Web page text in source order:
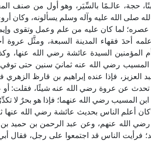
حجة، عالـمًا بالسِّيَر، وهو أول من صنف
صلى الله عليه وآله وسلم يسألونه، وكان
لما كان عليه من علم وعمل وتقوى
أحدَ فقهاء المدينة السبعة، ومثَّل عروة
المؤمنين السيدة عائشة رضي الله عنها،
رضي الله عنه ثمانيَ سنين حتى توفي
العزيز، فإذا عنده إبراهيم بن قارظ
تحدث عن عروة رضي الله عنه شيئًا، فقلت:
المسيب رضي الله عنهما؛ فإذا هو بحرٌ لا
أعلم الناس بحديث عائشة رضي الله عنها
رضي الله عنهم، وعن عبد الرحمن بن حميد
الناس قد اجتمعوا على رجل، فقال